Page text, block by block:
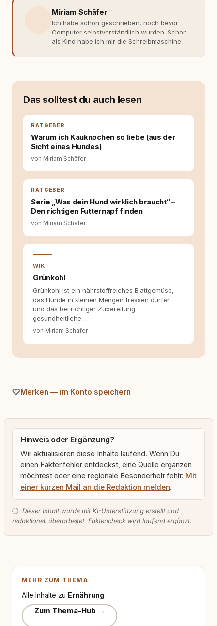
Miriam Schäfer
Ich habe schon geschrieben, noch bevor
Computer selbstverständlich wurden. Schon
als Kind habe ich mir die Schreibmaschine
getippt: Geschichten, Beobachtungen,
weniger guten Erfahrungen. Umso mehr hat
erlebt habe, wie verantwortungsvoll und
bewusst gute Hundehaltung funktionieren
kann. Dieser Perspektivwechsel begleitet
meine Arbeit bis heute. Bei rundum.dog bin ich
als Content Managerin an vielen Stellen
beteiligt, an denen aus Ideen fertige Beiträge
werden. Ich recherchiere Themen, plane
Inhalte, schreibe Artikel, begleite Gastbeiträge
redaktionell, veröffentliche Texte und betreue
die Social-Media-Kanäle. Mein Blick richtet
sich dabei immer auf das grosse Ganze:
Welche Themen sind relevant? Welche
Fragen stehen dahinter? Und wie lassen sich
Inhalte so aufbereiten, dass sie verständlich,
fundiert und für unsere Leser wirklich
hilfreich sind? Ich glaube, dass Emotionen
Selbstreflexion und Bereitschaft zum
Hinterfragen zusammenkommen. Mit meinen
Texten möchte ich genau dazu beitragen.
Das solltest du auch lesen
RATGEBER
Warum ich Kauknochen so liebe (aus der
Sicht eines Hundes)
von Miriam Schäfer
RATGEBER
Serie „Was dein Hund wirklich braucht“ –
Den richtigen Futternapf finden
von Miriam Schäfer
WIKI
Grünkohl
Grünkohl ist ein nährstoffreiches Blattgemüse,
das Hunde in kleinen Mengen fressen dürfen
und das bei richtiger Zubereitung
gesundheitliche …
von Miriam Schäfer
Merken — im Konto speichern
Hinweis oder Ergänzung?
Wir aktualisieren diese Inhalte laufend. Wenn Du
einen Faktenfehler entdeckst, eine Quelle ergänzen
möchtest oder eine regionale Besonderheit fehlt: Mit
einer kurzen Mail an die Redaktion melden.
ⓘ Dieser Inhalt wurde mit KI-Unterstützung erstellt und
redaktionell überarbeitet. Faktencheck wird laufend ergänzt.
MEHR ZUM THEMA
Alle Inhalte zu Ernährung.
Zum Thema-Hub →